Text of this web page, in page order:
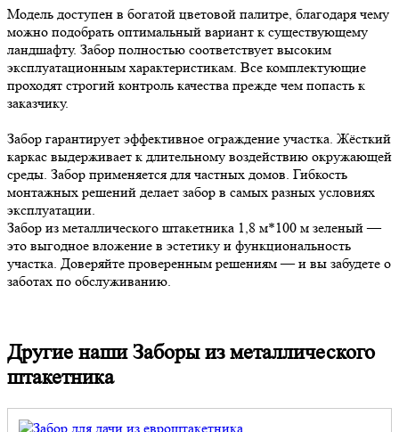
Модель доступен в богатой цветовой палитре, благодаря чему
можно подобрать оптимальный вариант к существующему
ландшафту. Забор полностью соответствует высоким
эксплуатационным характеристикам. Все комплектующие
проходят строгий контроль качества прежде чем попасть к
заказчику.
Забор гарантирует эффективное ограждение участка. Жёсткий
каркас выдерживает к длительному воздействию окружающей
среды. Забор применяется для частных домов. Гибкость
монтажных решений делает забор в самых разных условиях
эксплуатации.
Забор из металлического штакетника 1,8 м*100 м зеленый —
это выгодное вложение в эстетику и функциональность
участка. Доверяйте проверенным решениям — и вы забудете о
заботах по обслуживанию.
Другие наши Заборы из металлического
штакетника